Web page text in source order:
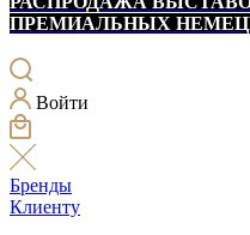
ПРЕМИАЛЬНЫХ
Войти
Бренды
Клиенту